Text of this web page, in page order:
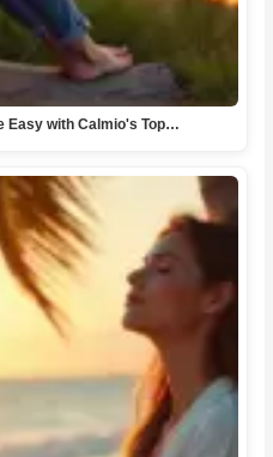
Easy with Calmio's Top…